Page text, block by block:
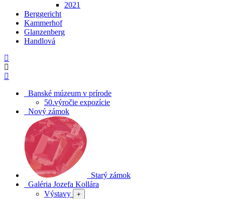
2021
Berggericht
Kammerhof
Glanzenberg
Handlová
Banské múzeum v prírode
50.výročie expozície
Nový zámok
Starý zámok
Galéria Jozefa Kollára
Výstavy
+